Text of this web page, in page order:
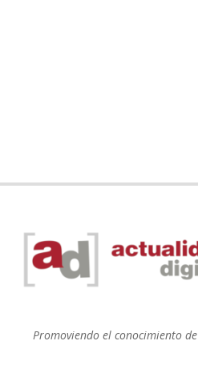
Promoviendo el conocimiento